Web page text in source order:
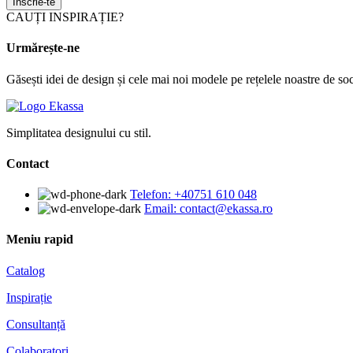
CAUȚI INSPIRAȚIE?
Urmărește-ne
Găsești idei de design și cele mai noi modele pe rețelele noastre de
Simplitatea designului cu stil.
Contact
Telefon: +40751 610 048
Email: contact@ekassa.ro
Meniu rapid
Catalog
Inspirație
Consultanță